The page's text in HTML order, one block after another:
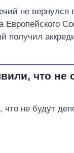
не вернулся
получил
что не
не будут